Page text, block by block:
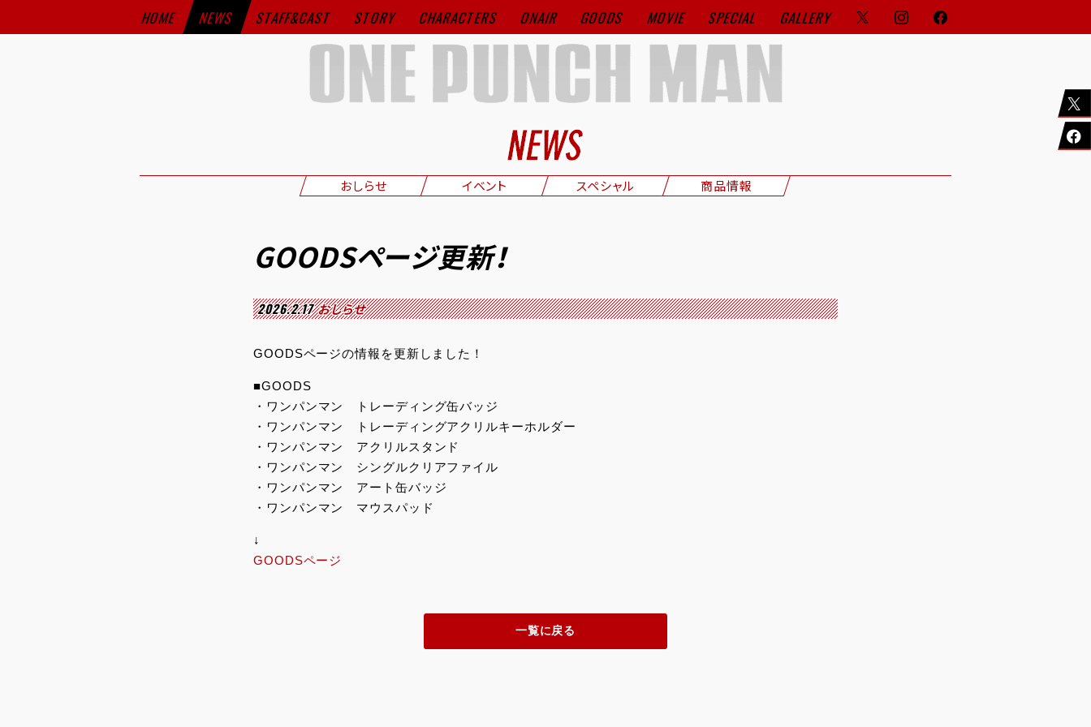
HOME NEWS STAFF&CAST STORY CHARACTERS ONAIR GOODS MOVIE SPECIAL GALLERY
おしらせ イベント スペシャル 商品情報
GOODSページ更新！
2026.2.17 おしらせ
GOODSページの情報を更新しました！
■GOODS
・ワンパンマン トレーディング缶バッジ
・ワンパンマン トレーディングアクリルキーホルダー
・ワンパンマン アクリルスタンド
・ワンパンマン シングルクリアファイル
・ワンパンマン アート缶バッジ
・ワンパンマン マウスパッド
↓
GOODSページ
一覧に戻る